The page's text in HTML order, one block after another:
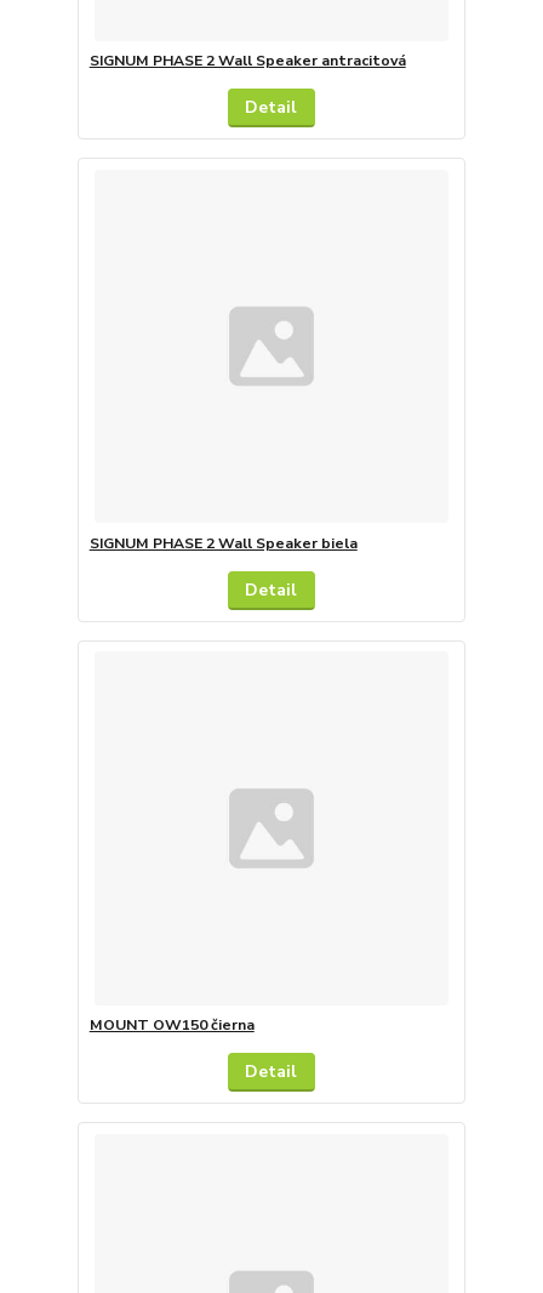
SIGNUM PHASE 2 Wall Speaker antracitová
Detail
SIGNUM PHASE 2 Wall Speaker biela
Detail
MOUNT OW150 čierna
Detail